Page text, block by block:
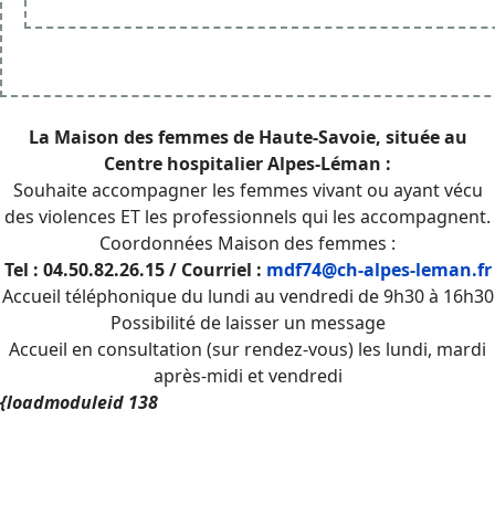
La Maison des femmes de Haute-Savoie, située au
Centre hospitalier Alpes-Léman :
Souhaite accompagner les femmes vivant ou ayant vécu
des violences ET les professionnels qui les accompagnent.
Coordonnées Maison des femmes :
Tel : 04.50.82.26.15 / Courriel : mdf74@ch-alpes-leman.fr
Accueil téléphonique du lundi au vendredi de 9h30 à 16h30
Possibilité de laisser un message
Accueil en consultation (sur rendez-vous) les lundi, mardi
après-midi et vendredi
{loadmoduleid 138